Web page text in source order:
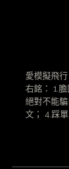
愛模擬飛
右銘： 1.
絕對不能
文； 4.踩